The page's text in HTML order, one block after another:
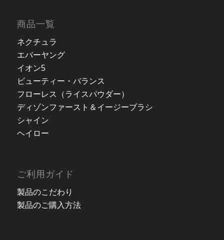
商品一覧
ネクチュラ
エバーヤング
イオン5
ビューティー・バランス
フローレス（ライスパウダー）
ディゾンファースト＆イージーブラシ
シャイン
ヘイロー
ご利用ガイド
製品のこだわり
製品のご購入方法